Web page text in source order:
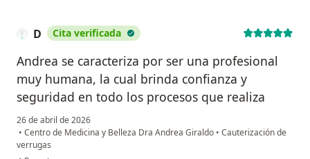
D Cita verificada
Andrea se caracteriza por ser una profesional
muy humana, la cual brinda confianza y
seguridad en todo los procesos que realiza
26 de abril de 2026
• Centro de Medicina y Belleza Dra Andrea Giraldo • Cauterización de
verrugas
en opinión del usuario D